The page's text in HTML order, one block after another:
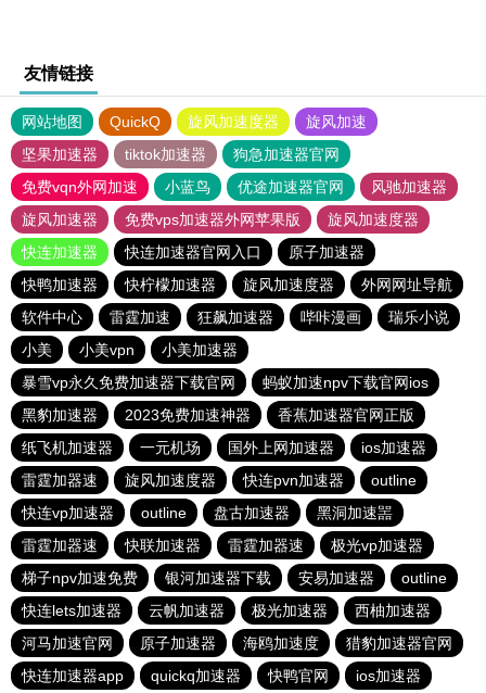
友情链接
网站地图 QuickQ 旋风加速度器
旋风加速
坚果加速器
tiktok加速器
狗急加速器官网
免费vqn外网加速
小蓝鸟 优途加速器官网
风驰加速器
旋风加速器
免费vps加速器外网苹果版
旋风加速度器
快连加速器
快连加速器官网入口
原子加速器
快鸭加速器
快柠檬加速器 旋风加速度器
外网网址导航
软件中心
雷霆加速 狂飙加速器 哔咔漫画
瑞乐小说
小美
小美vpn
小美加速器
暴雪vp永久免费加速器下载官网
蚂蚁加速npv下载官网ios
黑豹加速器
2023免费加速神器
香蕉加速器官网正版
纸飞机加速器
一元机场 国外上网加速器
ios加速器
雷霆加器速
旋风加速度器 快连pvn加速器
outline
快连vp加速器
outline 盘古加速器
黑洞加速噐
雷霆加器速
快联加速器 雷霆加器速
极光vp加速器
梯子npv加速免费
银河加速器下载 安易加速器
outline
快连lets加速器
云帆加速器 极光加速器
西柚加速器
河马加速官网
原子加速器 海鸥加速度
猎豹加速器官网
快连加速器app
quickq加速器 快鸭官网 ios加速器